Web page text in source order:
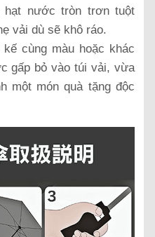
hạt nước tròn trơn tuột
vải dù sẽ khô ráo.
cùng màu hoặc khác
gấp bỏ vào túi vải, vừa
một món quà tặng độc